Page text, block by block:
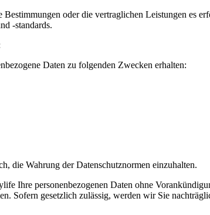
oder die vertraglichen Leistungen es
-standards.
Daten zu folgenden Zwecken erhalten:
die Wahrung der Datenschutznormen einzuhalten.
Ihre personenbezogenen Daten ohne
Sofern gesetzlich zulässig, werden wir Sie